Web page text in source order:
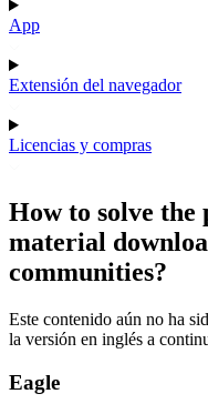
App
Extensión del navegador
Licencias y compras
How to solve the
material
communities?
Este contenido aún no ha
la versión en inglés a
Eagle